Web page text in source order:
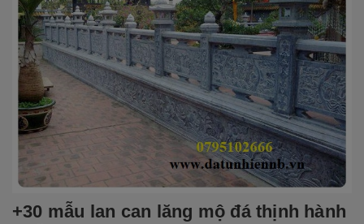
+30 mẫu lan can lăng mộ đá thịnh hành